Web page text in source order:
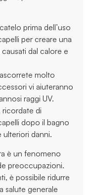
prima dell’uso
per creare una
dal calore e
molto
vi aiuteranno
raggi UV.
ricordate di
dopo il bagno
ulteriori danni.
è un fenomeno
preoccupazioni.
è possibile ridurre
salute generale